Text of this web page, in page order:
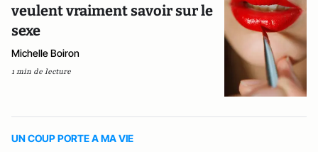
veulent vraiment savoir sur le
sexe
Michelle Boiron
1 min de lecture
UN COUP PORTE A MA VIE